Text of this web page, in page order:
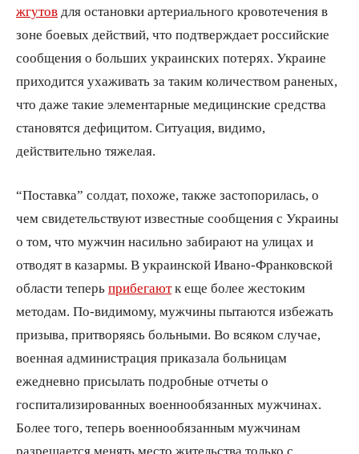
жгутов для остановки артериального кровотечения в
зоне боевых действий, что подтверждает российские
сообщения о больших украинских потерях. Украине
приходится ухаживать за таким количеством раненых,
что даже такие элементарные медицинские средства
становятся дефицитом. Ситуация, видимо,
действительно тяжелая.
“Поставка” солдат, похоже, также застопорилась, о
чем свидетельствуют известные сообщения с Украины
о том, что мужчин насильно забирают на улицах и
отводят в казармы. В украинской Ивано-Франковской
области теперь прибегаютк еще более жестоким
методам. По-видимому, мужчины пытаются избежать
призыва, притворяясь больными. Во всяком случае,
военная администрация приказала больницам
ежедневно присылать подробные отчеты о
госпитализированных военнообязанных мужчинах.
Более того, теперь военнообязанным мужчинам
разрешается менять место жительства только с